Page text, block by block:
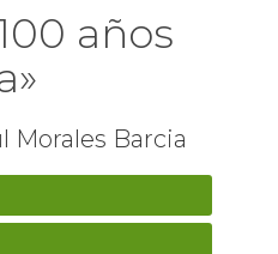
años
Morales Barcia